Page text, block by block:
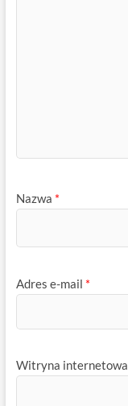
Nazwa *
Adres e-mail *
Witryna internetowa